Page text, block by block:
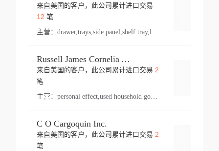
来自美国的客户，此公司累计进口交易
12 笔
主营：
Russell James Cornelia Arlington Va
来自美国的客户，此公司累计进口交易 2
笔
主营： personal effect,used household goods
C O Cargoquin Inc.
来自美国的客户，此公司累计进口交易 2
笔